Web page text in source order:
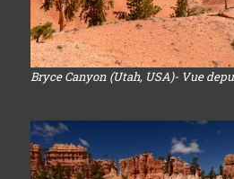
Bryce Canyon (Utah, USA)- Vue